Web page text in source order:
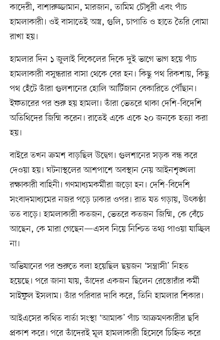
কাদেরী, বাশারুজ্জামান, মারজান, তামিম চৌধুরী এবং পাঁচ
হামলাকারী। ওই বাসাতেই অস্ত্র, গুলি, চাপাতি ও হাতে তৈরি বোমা
রাখা হয়।
হামলার দিন ১ জুলাই বিকেলের দিকে দুই ভাগে ভাগ হয়ে পাঁচ
হামলাকারী বসুন্ধরার বাসা থেকে বের হন। কিছু পথ রিকশায়, কিছু
পথ হেঁটে তাঁরা গুলশানের হোলি আর্টিজান বেকারিতে পৌঁছান।
ইফতারের পর শুরু হয় হামলা। তাঁরা ভেতরে থাকা দেশি-বিদেশি
অতিথিদের জিম্মি করেন। রাতেই একে একে ২০ জনকে হত্যা করা
হয়।
বাইরে তখন ক্রমশ বাড়ছিল উদ্বেগ। গুলশানের সড়ক বন্ধ করে
দেওয়া হয়। ঘটনাস্থলের আশপাশে অবস্থান নেয় আইনশৃঙ্খলা
রক্ষাকারী বাহিনী। গণমাধ্যমকর্মীরা জড়ো হন। দেশি-বিদেশি
সংবাদমাধ্যমের নজর পড়ে ঢাকার ওপর। রাত যত গড়ায়, উৎকণ্ঠা
তত বাড়ে। হামলাকারী কতজন, ভেতরে কতজন জিম্মি, কে বেঁচে
আছেন, কে মারা গেছেন—এসব নিয়ে নিশ্চিত তথ্য পাওয়া যাচ্ছিল
না।
অভিযানের পর শুরুতে বলা হয়েছিল ছয়জন ‘সন্ত্রাসী’ নিহত
হয়েছে। পরে জানা যায়, তাঁদের একজন ছিলেন রেস্তোরাঁর কর্মী
সাইফুল ইসলাম। তাঁর পরিবার দাবি করে, তিনি হামলার শিকার।
আইএসের কথিত বার্তা সংস্থা ‘আমাক’ পাঁচ আক্রমণকারীর ছবি
প্রকাশ করে। পরে তাঁদেরই মূল হামলাকারী হিসেবে চিহ্নিত করে